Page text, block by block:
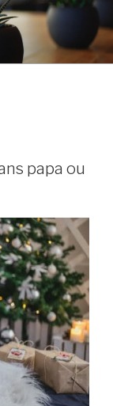
papa ou